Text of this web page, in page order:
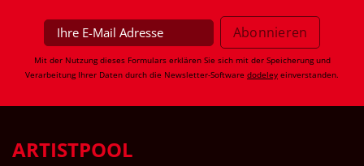
Mit der Nutzung dieses Formulars erklären Sie sich mit der Speicherung und
Verarbeitung Ihrer Daten durch die Newsletter-Software dodeley einverstanden.
ARTISTPOOL